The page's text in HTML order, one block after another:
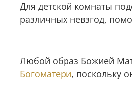
Для детской комнаты
различных невзгод,
Любой образ Божией
Богоматери, поскольку